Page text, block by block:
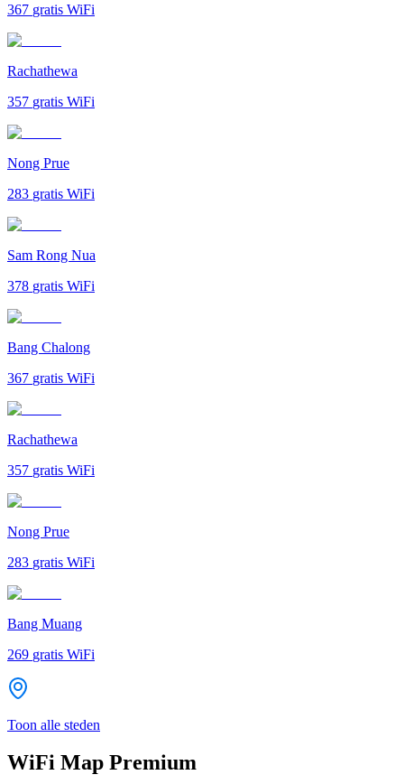
367 gratis WiFi
Rachathewa
357 gratis WiFi
Nong Prue
283 gratis WiFi
Sam Rong Nua
378 gratis WiFi
Bang Chalong
367 gratis WiFi
Rachathewa
357 gratis WiFi
Nong Prue
283 gratis WiFi
Bang Muang
269 gratis WiFi
Toon alle steden
WiFi Map Premium